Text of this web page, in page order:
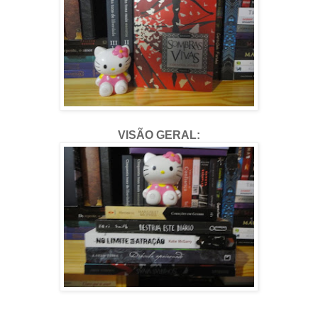
VISÃO GERAL: